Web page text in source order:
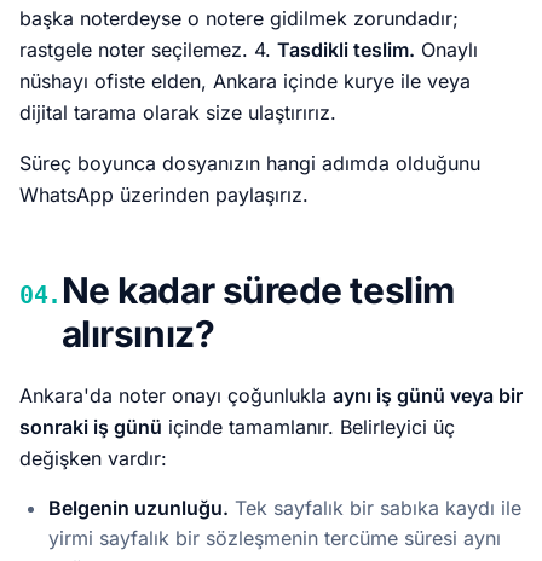
başka noterdeyse o notere gidilmek zorundadır;
rastgele noter seçilemez. 4. Tasdikli teslim. Onaylı
nüshayı ofiste elden, Ankara içinde kurye ile veya
dijital tarama olarak size ulaştırırız.
Süreç boyunca dosyanızın hangi adımda olduğunu
WhatsApp üzerinden paylaşırız.
04. Ne kadar sürede teslim
alırsınız?
Ankara'da noter onayı çoğunlukla aynı iş günü veya bir
sonraki iş günü içinde tamamlanır. Belirleyici üç
değişken vardır:
Belgenin uzunluğu. Tek sayfalık bir sabıka kaydı ile
yirmi sayfalık bir sözleşmenin tercüme süresi aynı